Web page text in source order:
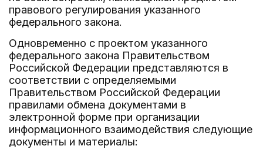
правового регулирования указанного
федерального закона.
Одновременно с проектом указанного
федерального закона Правительством
Российской Федерации представляются в
соответствии с определяемыми
Правительством Российской Федерации
правилами обмена документами в
электронной форме при организации
информационного взаимодействия следующие
документы и материалы: